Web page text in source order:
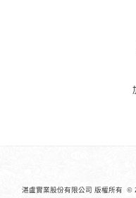
湛盧實業股份有限公司 版權所有 ©